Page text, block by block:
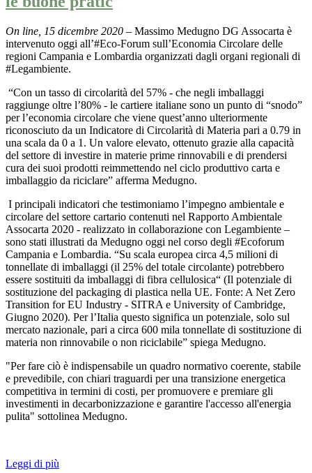
On line, 15 dicembre 2020 – Massimo Medugno DG Assocarta è
intervenuto oggi all’#Eco-Forum sull’Economia Circolare delle
regioni Campania e Lombardia organizzati dagli organi regionali di
#Legambiente.
“Con un tasso di circolarità del 57% - che negli imballaggi
raggiunge oltre l’80% - le cartiere italiane sono un punto di “snodo”
per l’economia circolare che viene quest’anno ulteriormente
riconosciuto da un Indicatore di Circolarità di Materia pari a 0.79 in
una scala da 0 a 1. Un valore elevato, ottenuto grazie alla capacità
del settore di investire in materie prime rinnovabili e di prendersi
cura dei suoi prodotti reimmettendo nel ciclo produttivo carta e
imballaggio da riciclare” afferma Medugno.
I principali indicatori che testimoniamo l’impegno ambientale e
circolare del settore cartario contenuti nel Rapporto Ambientale
Assocarta 2020 - realizzato in collaborazione con Legambiente –
sono stati illustrati da Medugno oggi nel corso degli #Ecoforum
Campania e Lombardia. “Su scala europea circa 4,5 milioni di
tonnellate di imballaggi (il 25% del totale circolante) potrebbero
essere sostituiti da imballaggi di fibra cellulosica“ (Il potenziale di
sostituzione del packaging di plastica nella UE. Fonte: A Net Zero
Transition for EU Industry - SITRA e University of Cambridge,
Giugno 2020). Per l’Italia questo significa un potenziale, solo sul
mercato nazionale, pari a circa 600 mila tonnellate di sostituzione di
materia non rinnovabile o non riciclabile” spiega Medugno.
"Per fare ciò è indispensabile un quadro normativo coerente, stabile
e prevedibile, con chiari traguardi per una transizione energetica
competitiva in termini di costi, per promuovere e premiare gli
investimenti in decarbonizzazione e garantire l'accesso all'energia
pulita" sottolinea Medugno.
Leggi di più